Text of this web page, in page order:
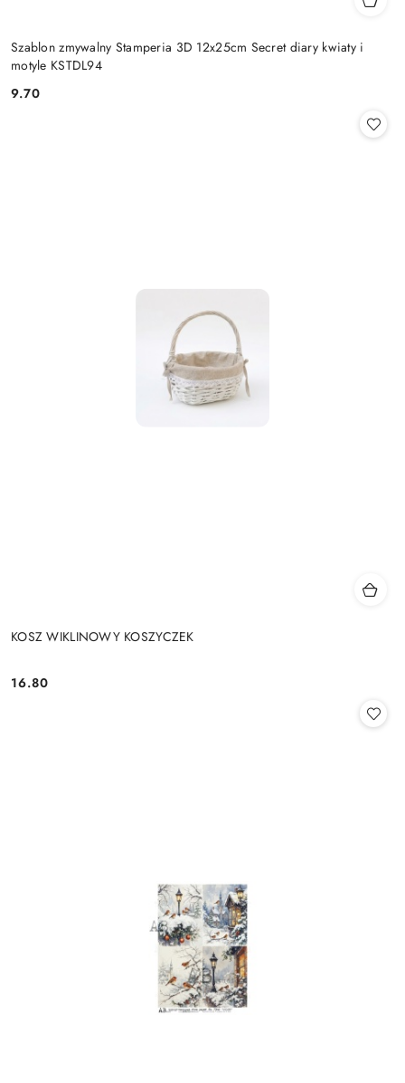
Szablon zmywalny Stamperia 3D 12x25cm Secret diary kwiaty i
motyle KSTDL94
Cena:
9.70
KOSZ WIKLINOWY KOSZYCZEK
Cena:
16.80